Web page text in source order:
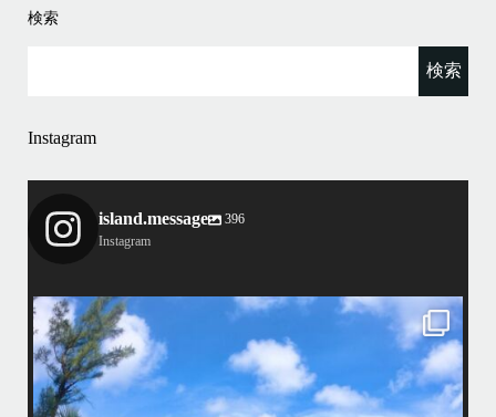
検索
Instagram
island.message
396
Instagram
island.message
はいさい！
アイランドメッセージです
•
最近投稿できてませんでしたが今シーズンも渡嘉敷島上陸ツアーとケラ
マ体験ダイビング&シュノーケル班に分かれて毎日海へ行っております